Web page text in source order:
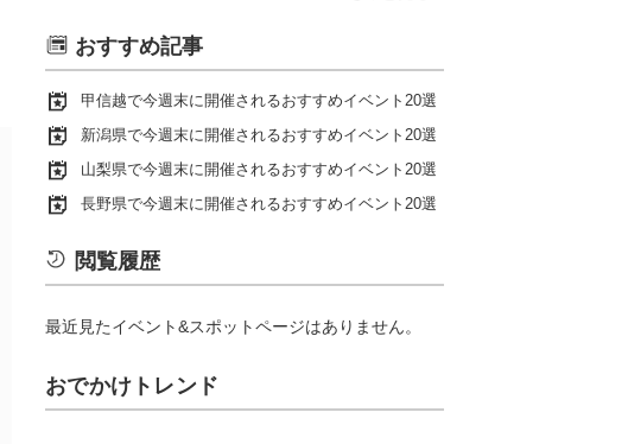
おすすめ記事
甲信越で今週末に開催されるおすすめイベント20選
新潟県で今週末に開催されるおすすめイベント20選
山梨県で今週末に開催されるおすすめイベント20選
長野県で今週末に開催されるおすすめイベント20選
閲覧履歴
最近見たイベント&スポットページはありません。
おでかけトレンド